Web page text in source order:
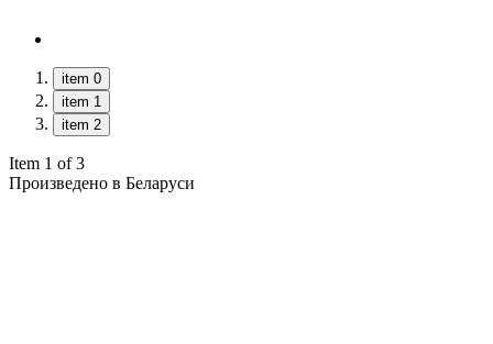
item 0
item 1
item 2
Item 1 of 3
Произведено в Беларуси